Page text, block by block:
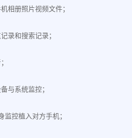
相册照片视频文件；
录和搜索记录；
与系统监控；
控植入对方手机；